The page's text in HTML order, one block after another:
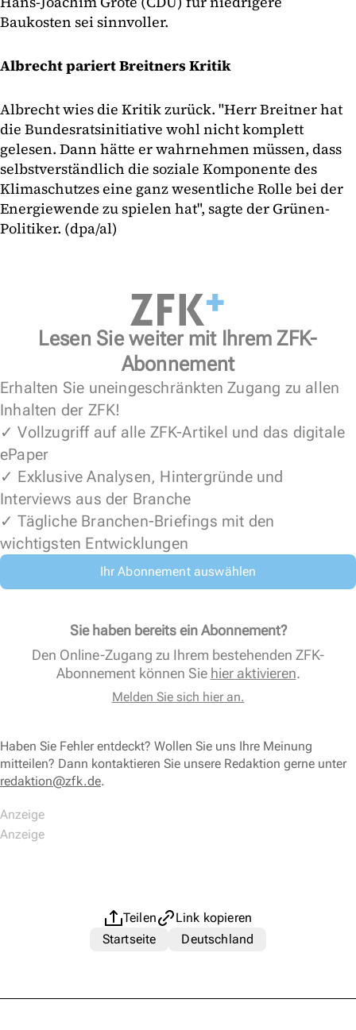
Baukosten sei sinnvoller.
Albrecht pariert Breitners Kritik
Albrecht wies die Kritik zurück. "Herr Breitner hat
die Bundesratsinitiative wohl nicht komplett
gelesen. Dann hätte er wahrnehmen müssen, dass
selbstverständlich die soziale Komponente des
Klimaschutzes eine ganz wesentliche Rolle bei der
Energiewende zu spielen hat", sagte der Grünen-
Politiker. (dpa/al)
Lesen Sie weiter mit Ihrem ZFK-
Abonnement
Erhalten Sie uneingeschränkten Zugang zu allen
Inhalten der ZFK!
✓ Vollzugriff auf alle ZFK-Artikel und das digitale
ePaper
✓ Exklusive Analysen, Hintergründe und
Interviews aus der Branche
✓ Tägliche Branchen-Briefings mit den
wichtigsten Entwicklungen
Ihr Abonnement auswählen
Sie haben bereits ein Abonnement?
Den Online-Zugang zu Ihrem bestehenden ZFK-
Abonnement können Sie hier aktivieren.
Melden Sie sich hier an.
Haben Sie Fehler entdeckt? Wollen Sie uns Ihre Meinung
mitteilen? Dann kontaktieren Sie unsere Redaktion gerne unter
redaktion@zfk.de.
Teilen
Link kopieren
Startseite
Deutschland